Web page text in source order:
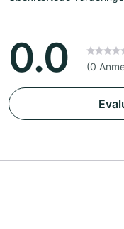
0.0 (0